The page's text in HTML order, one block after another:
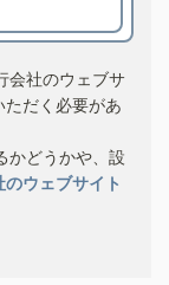
会社のウェブサ
だく必要があ
かどうかや、設
ウェブサイト